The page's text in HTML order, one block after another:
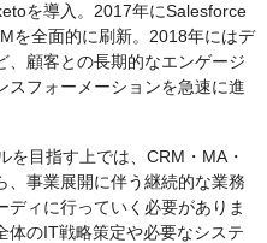
を導入。2017年にSalesforce
を全面的に刷新。2018年にはデ
、顧客との長期的なエンゲージ
スフォーメーションを急速に進
を目指す上では、CRM・MA・
、事業展開に伴う継続的な業務
ィに行っていく必要がありま
体のIT戦略策定や必要なシステ